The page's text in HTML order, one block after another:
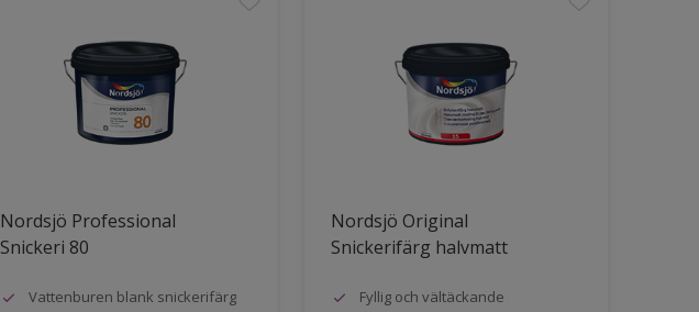
Nordsjö Professional
Snickeri 80
Vattenburen blank snickerifärg
Nordsjö Original
Snickerifärg halvmatt
Fyllig och vältäckande